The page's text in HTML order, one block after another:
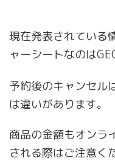
現在発表されている
ャーシートなのは
予約後のキャンセル
は違いがあります。
商品の金額もオンラ
される際はご注意く